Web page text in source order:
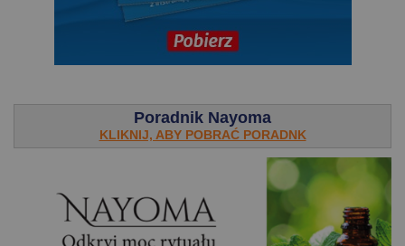
Poradnik Nayoma
KLIKNIJ, ABY POBRAĆ PORADNK